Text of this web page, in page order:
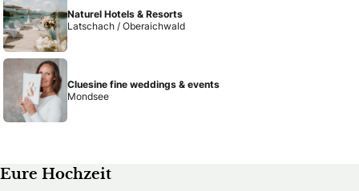
Naturel Hotels & Resorts
Latschach / Oberaichwald
Cluesine fine weddings & events
Mondsee
Eure Hochzeit